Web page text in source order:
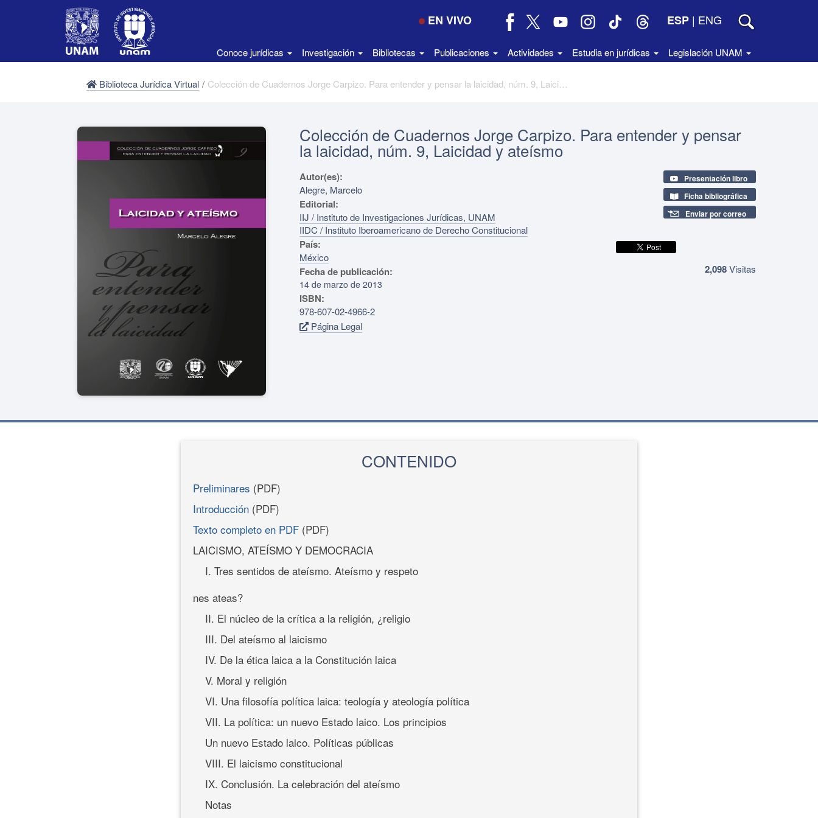
EN VIVO ESP | ENG
Conoce jurídicas Investigación Bibliotecas Publicaciones Actividades Estudia en jurídicas Legislación UNAM
Biblioteca Jurídica Virtual / Colección de Cuadernos Jorge Carpizo. Para entender y pensar la laicidad, núm. 9, Laicidad y ateísmo
Colección de Cuadernos Jorge Carpizo. Para entender y pensar
la laicidad, núm. 9, Laicidad y ateísmo
Autor(es):
Alegre, Marcelo
Editorial:
IIJ / Instituto de Investigaciones Jurídicas, UNAM
IIDC / Instituto Iberoamericano de Derecho Constitucional
País:
México
Fecha de publicación:
14 de marzo de 2013
ISBN:
978-607-02-4966-2
Página Legal
Presentación libro
Ficha bibliográfica
Enviar por correo
2,098Visitas
CONTENIDO
Preliminares (PDF)
Introducción (PDF)
Texto completo en PDF (PDF)
LAICISMO, ATEÍSMO Y DEMOCRACIA
I. Tres sentidos de ateísmo. Ateísmo y respeto
nes ateas?
II. El núcleo de la crítica a la religión, ¿religio
III. Del ateísmo al laicismo
IV. De la ética laica a la Constitución laica
V. Moral y religión
VI. Una filosofía política laica: teología y ateología política
VII. La política: un nuevo Estado laico. Los principios
Un nuevo Estado laico. Políticas públicas
VIII. El laicismo constitucional
IX. Conclusión. La celebración del ateísmo
Notas